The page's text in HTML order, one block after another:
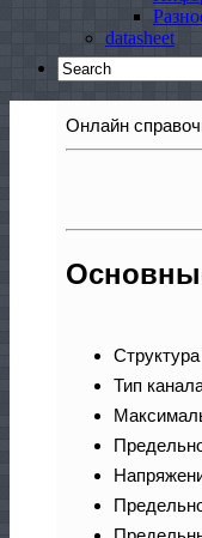
datasheet
Search
for:
Онлайн
Тип